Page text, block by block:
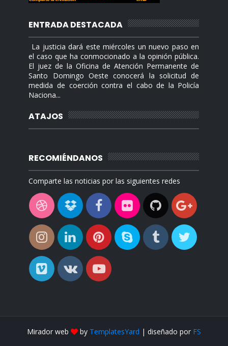
ENTRADA DESTACADA
La justicia dará este miércoles un nuevo paso en
el caso que ha conmocionado a la opinión pública.
El juez de la Oficina de Atención Permanente de
Santo Domingo Oeste conocerá la solicitud de
medida de coerción contra el cabo de la Policía
Naciona...
ATAJOS
RECOMIÉNDANOS
Comparte las noticias por las siguientes redes
Mirador web by TemplatesYard | diseñado por FS